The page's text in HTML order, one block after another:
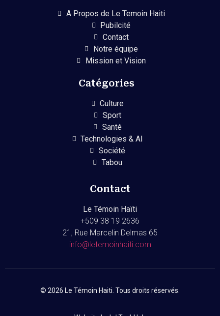
A Propos de Le Temoin Haiti
Pubilcité
Contact
Notre équipe
Mission et Vision
Catégories
Culture
Sport
Santé
Technologies & AI
Société
Tabou
Contact
Le Témoin Haïti
+509 38 19 2636
21, Rue Marcelin Delmas 65
info@letemoinhaiti.com
© 2026 Le Témoin Haiti. Tous droits réservés.